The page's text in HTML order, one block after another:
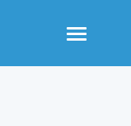
Toggle